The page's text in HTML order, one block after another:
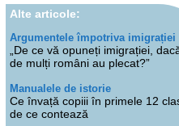
Alte articole:
Argumentele împotriva imigrației
„De ce vă opuneți imigrației,
de mulți români au plecat?”
Manualele de istorie
Ce învață copiii în primele 12
de ce contează